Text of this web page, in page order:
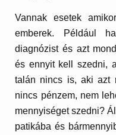
Vannak esetek
emberek. Például
diagnózist és azt
és ennyit kell szedni,
talán nincs is, aki azt
nincs pénzem, nem
mennyiséget szedni?
patikába és